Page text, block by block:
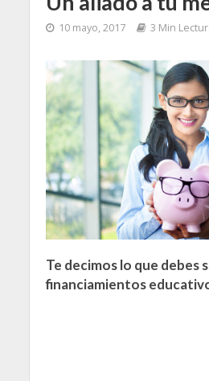
10 mayo, 2017 3 Min
Te decimos lo que debes
financiamientos